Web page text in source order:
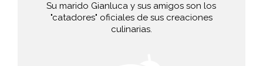
Su marido Gianluca y sus amigos son los
"catadores" oficiales de sus creaciones
culinarias.